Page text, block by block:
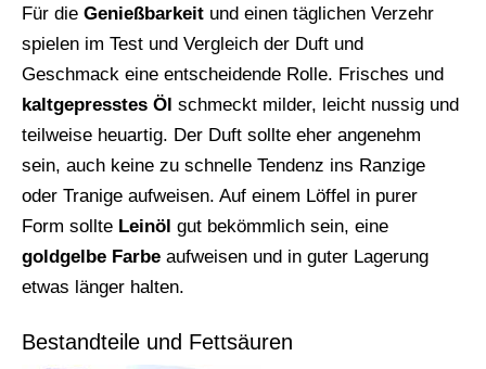
Für die Genießbarkeit und einen täglichen Verzehr
spielen im Test und Vergleich der Duft und
Geschmack eine entscheidende Rolle. Frisches und
kaltgepresstes Öl schmeckt milder, leicht nussig und
teilweise heuartig. Der Duft sollte eher angenehm
sein, auch keine zu schnelle Tendenz ins Ranzige
oder Tranige aufweisen. Auf einem Löffel in purer
Form sollte Leinöl gut bekömmlich sein, eine
goldgelbe Farbe aufweisen und in guter Lagerung
etwas länger halten.
Bestandteile und Fettsäuren